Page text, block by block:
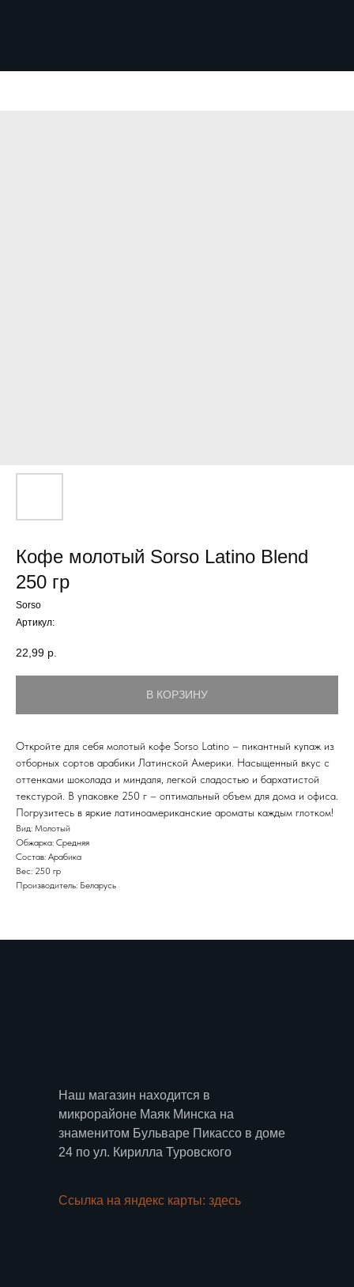
Кофе молотый Sorso Latino Blend
250 гр
Sorso
Артикул:
22,99 р.
В КОРЗИНУ
Откройте для себя молотый кофе Sorso Latino – пикантный купаж из
отборных сортов арабики Латинской Америки. Насыщенный вкус с
оттенками шоколада и миндаля, легкой сладостью и бархатистой
текстурой. В упаковке 250 г – оптимальный объем для дома и офиса.
Погрузитесь в яркие латиноамериканские ароматы каждым глотком!
Вид: Молотый
Обжарка: Средняя
Состав: Арабика
Вес: 250 гр
Производитель: Беларусь
Наш магазин находится в
микрорайоне Маяк Минска на
знаменитом Бульваре Пикассо в доме
24 по ул. Кирилла Туровского
Ссылка на яндекс карты: здесь